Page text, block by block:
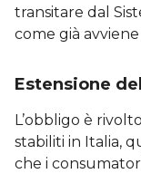
transitare dal
come già
Estensione
L’obbligo è
stabiliti in Italia,
che i